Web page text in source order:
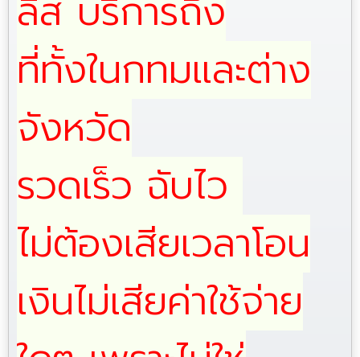
ลิส บริการถึง
ที่ทั้งในกทมและต่าง
จังหวัด
รวดเร็ว ฉับไว
ไม่ต้องเสียเวลาโอน
เงินไม่เสียค่าใช้จ่าย